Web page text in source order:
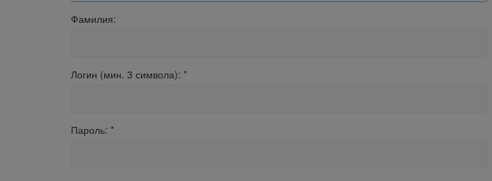
Фамилия:
Логин (мин. 3 символа): *
Пароль: *